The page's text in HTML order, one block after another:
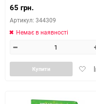
65 грн.
Артикул: 344309
Немає в наявності
Купити